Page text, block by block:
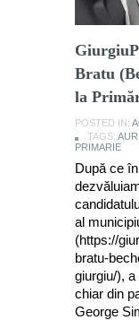
Bratu
la
POSTED IN:
TAGS:
PRIMARIE
După ce
al
(https://
bratu-
giurgiu/),
chiar din
George